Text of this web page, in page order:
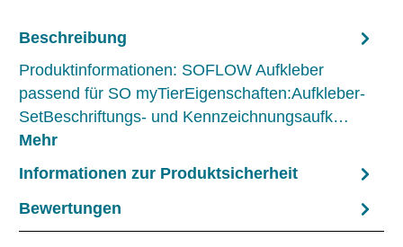
Beschreibung
Produktinformationen: SOFLOW Aufkleber
passend für SO myTierEigenschaften:Aufkleber-
SetBeschriftungs- und Kennzeichnungsaufk…
Mehr
Informationen zur Produktsicherheit
Bewertungen